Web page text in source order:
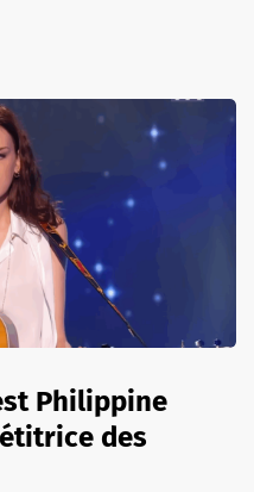
Philippine
des